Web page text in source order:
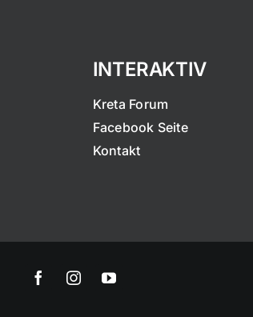
INTERAKTIV
Kreta Forum
Facebook Seite
Kontakt